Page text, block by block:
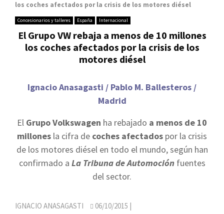
los coches afectados por la crisis de los motores diésel
Concesionarios y talleres España Internacional
El Grupo VW rebaja a menos de 10 millones
los coches afectados por la crisis de los
motores diésel
Ignacio Anasagasti / Pablo M. Ballesteros /
Madrid
El Grupo Volkswagen ha rebajado a menos de 10
millones la cifra de coches afectados por la crisis
de los motores diésel en todo el mundo, según han
confirmado a La Tribuna de Automociónfuentes
del sector.
IGNACIO ANASAGASTI 06/10/2015 |